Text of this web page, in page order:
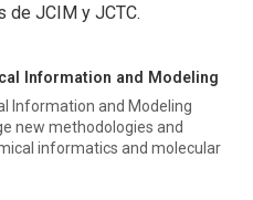
de JCIM y JCTC.
Information and Modeling
Information and Modeling
new methodologies and
informatics and molecular